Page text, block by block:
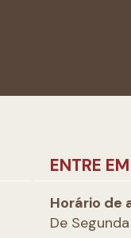
ENTRE
Horário de
De